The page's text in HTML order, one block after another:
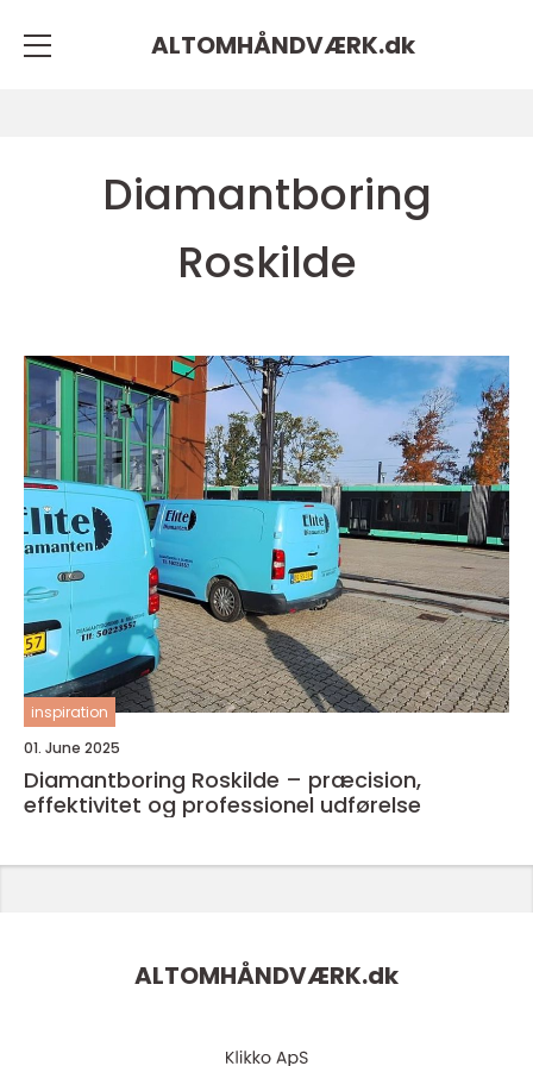
ALTOMHÅNDVÆRK.dk
Diamantboring
Roskilde
inspiration
01. June 2025
Diamantboring Roskilde – præcision,
effektivitet og professionel udførelse
ALTOMHÅNDVÆRK.dk